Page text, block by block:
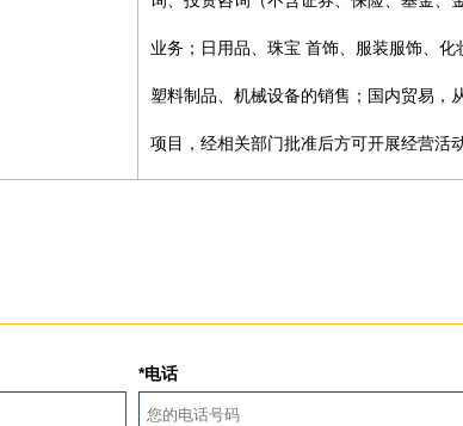
业务；日用品、珠宝 首饰、服装服饰、化
塑料制品、机械设备的销售；国内贸易，
项目，经相关部门批准后方可开展经营活
*电话